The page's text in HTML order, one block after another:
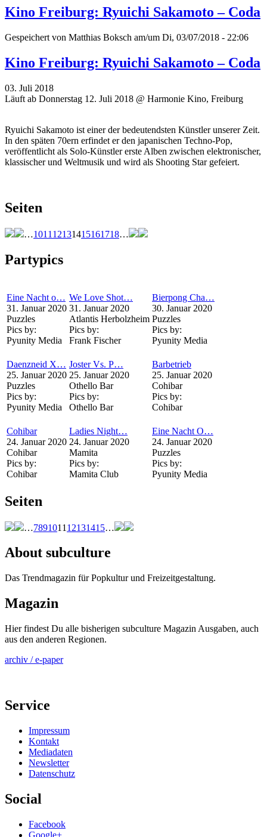
Kino Freiburg: Ryuichi Sakamoto – Coda
Gespeichert von Matthias Boksch am/um Di, 03/07/2018 - 22:06
Kino Freiburg: Ryuichi Sakamoto – Coda
03. Juli 2018
Läuft ab Donnerstag 12. Juli 2018 @ Harmonie Kino, Freiburg
Ryuichi Sakamoto ist einer der bedeutendsten Künstler unserer Zeit.
In den späten 70ern erfindet er den japanischen Techno-Pop,
veröffentlicht als Solo-Künstler erste Alben zwischen elektronischer,
klassischer und Weltmusik und wird als Shooting Star gefeiert.
Seiten
…1011 12131415161718…
Partypics
Eine Nacht o…
31. Januar 2020
Puzzles
Pics by:
Pyunity Media
We Love Shot…
31. Januar 2020
Atlantis Herbolzheim
Pics by:
Frank Fischer
Bierpong Cha…
30. Januar 2020
Puzzles
Pics by:
Pyunity Media
Daenzneid X…
25. Januar 2020
Puzzles
Pics by:
Pyunity Media
Joster Vs. P…
25. Januar 2020
Othello Bar
Pics by:
Othello Bar
Barbetrieb
25. Januar 2020
Cohibar
Pics by:
Cohibar
Cohibar
24. Januar 2020
Cohibar
Pics by:
Cohibar
Ladies Night…
24. Januar 2020
Mamita
Pics by:
Mamita Club
Eine Nacht O…
24. Januar 2020
Puzzles
Pics by:
Pyunity Media
Seiten
…7891011 12131415…
About subculture
Das Trendmagazin für Popkultur und Freizeitgestaltung.
Magazin
Hier findest Du alle bisherigen subculture Magazin Ausgaben, auch
aus den anderen Regionen.
archiv / e-paper
Service
Impressum
Kontakt
Mediadaten
Newsletter
Datenschutz
Social
Facebook
Google+